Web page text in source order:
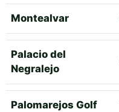
Montealvar
Palacio del
Negralejo
Palomarejos Golf